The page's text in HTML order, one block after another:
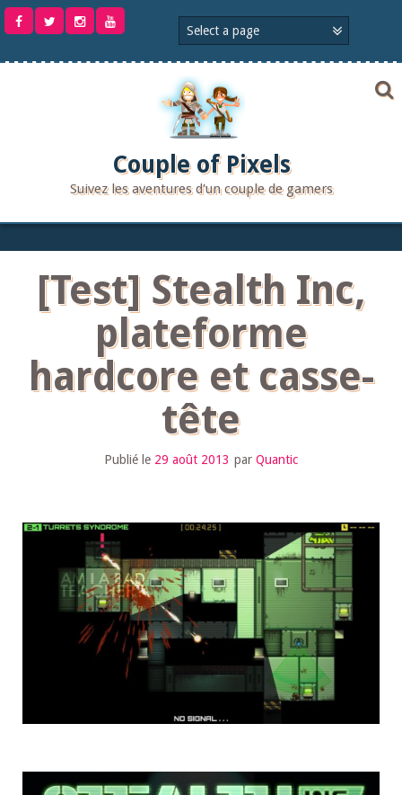
Aller
Couple of Pixels
Suivez les aventures d'un couple de gamers
[Test] Stealth Inc,
plateforme
hardcore et casse-
tête
Publié le 29 août 2013 par Quantic